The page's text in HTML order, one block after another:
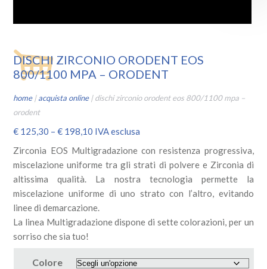
DISCHI ZIRCONIO ORODENT EOS
800/1100 MPA – ORODENT
home|acquista online|dischi zirconio orodent eos 800/1100 mpa –
orodent
€ 125,30 –€ 198,10 IVA esclusa
Zirconia EOS Multigradazione con resistenza progressiva,
miscelazione uniforme tra gli strati di polvere e Zirconia di
altissima qualità. La nostra tecnologia permette la
miscelazione uniforme di uno strato con l’altro, evitando
linee di demarcazione.
La linea Multigradazione dispone di sette colorazioni, per un
sorriso che sia tuo!
Colore